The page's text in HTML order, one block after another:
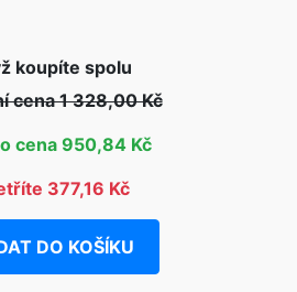
koupíte spolu
cena 1 328,00 Kč
cena 950,84 Kč
377,16 Kč
DO KOŠÍKU